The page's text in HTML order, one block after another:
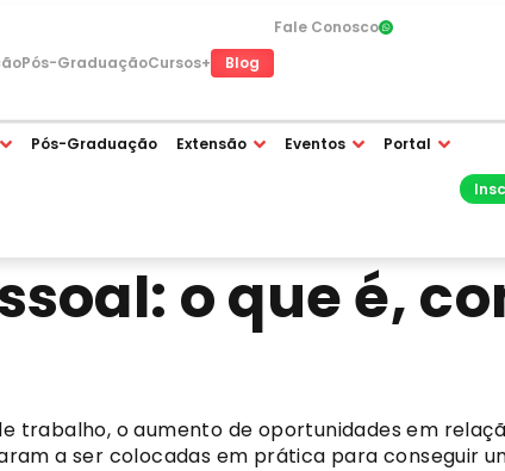
Pós-GraduaçãoCursos+ Blog
Fale Conosco
Pós-Graduação Extensão Eventos Portal
o que é,
trabalho, o aumento de oportunidades em
a ser colocadas em prática para conseguir